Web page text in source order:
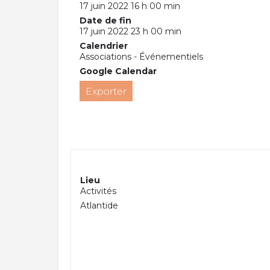
17 juin 2022 16 h 00 min
Date de fin
17 juin 2022 23 h 00 min
Calendrier
Associations - Événementiels
Google Calendar
Exporter
Lieu
Activités
Atlantide